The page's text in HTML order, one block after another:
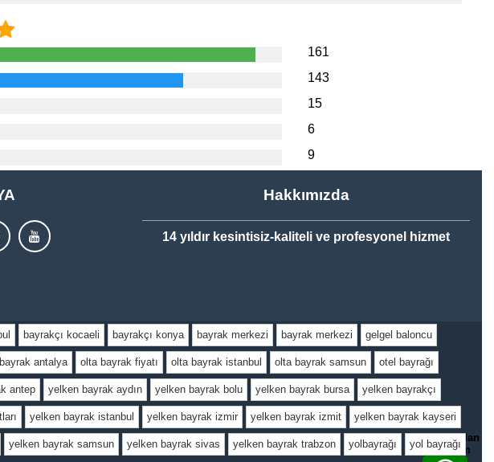
whatsapp dan
görüşelim
161
143
15
6
9
Hakkımızda
14 yıldır kesintisiz-kaliteli ve profesyonel hizmet
bayrakçı kocaeli bayrakçı konya bayrak merkezi bayrak merkezi gelgel baloncu
antalya olta bayrak fiyatı olta bayrak istanbul olta bayrak samsun otel bayrağı
antep yelken bayrak aydın yelken bayrak bolu yelken bayrak bursa yelken bayrakçı
yelken bayrak istanbul yelken bayrak izmir yelken bayrak izmit yelken bayrak kayseri
yelken bayrak samsun yelken bayrak sivas yelken bayrak trabzon yolbayrağı yol bayrağı